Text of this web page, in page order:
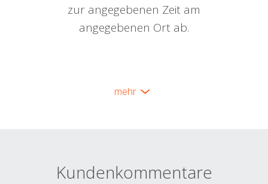
zur angegebenen Zeit am
angegebenen Ort ab.
mehr
Kundenkommentare